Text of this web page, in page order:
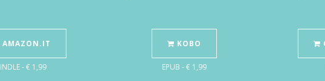
AMAZON.IT
- € 1,99
KOBO
EPUB - € 1,99